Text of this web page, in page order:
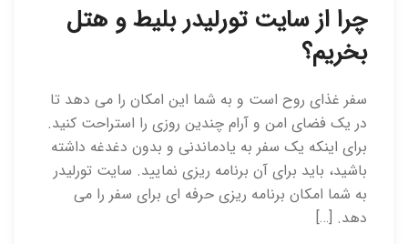
چرا از سایت تورلیدر بلیط و هتل
بخریم؟
سفر غذای روح است و به شما این امکان را می دهد تا
در یک فضای امن و آرام چندین روزی را استراحت کنید.
برای اینکه یک سفر به یادماندنی و بدون دغدغه داشته
باشید، باید برای آن برنامه ریزی نمایید. سایت تورلیدر
به شما امکان برنامه ریزی حرفه ای برای سفر را می
دهد. […]